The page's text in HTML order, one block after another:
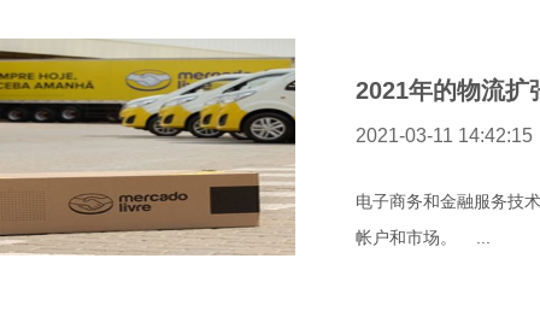
2021年的物流
2021-03-11 14:42:15
电子商务和金融服务技
帐户和市场。 ...